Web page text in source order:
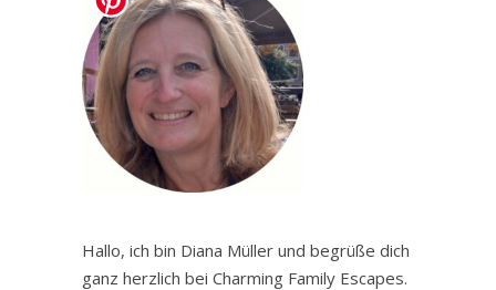
Hallo, ich bin Diana Müller und begrüße dich
ganz herzlich bei Charming Family Escapes.